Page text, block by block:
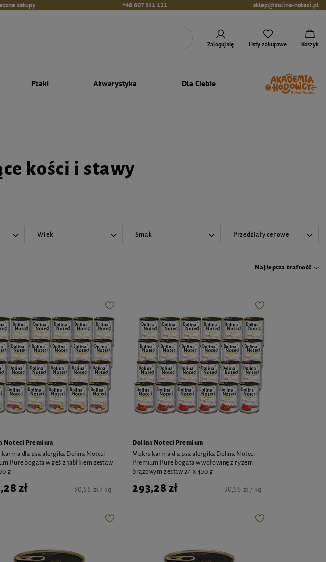
zakupy +48 607 551 111 sklep@dolina-noteci.pl
Zaloguj się Listy zakupowe Koszyk
Ptaki Akwarystyka Dla Ciebie
kości i stawy
Wiek Smak Przedziały cenowe
Najlepsza trafność
Noteci Premium
karma dla psa alergika Dolina Noteci
Pure bogata w gęś z jabłkiem zestaw
g
zł 30,55 zł / kg
Dolina Noteci Premium
Mokra karma dla psa alergika Dolina Noteci
Premium Pure bogata w wołowinę z ryżem
brązowym zestaw 24 x 400 g
293,28 zł 30,55 zł / kg